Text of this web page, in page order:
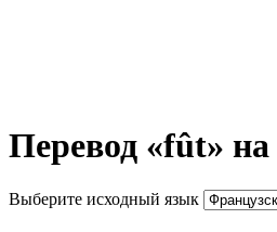
Перевод «fût»
Выберите исходный язык